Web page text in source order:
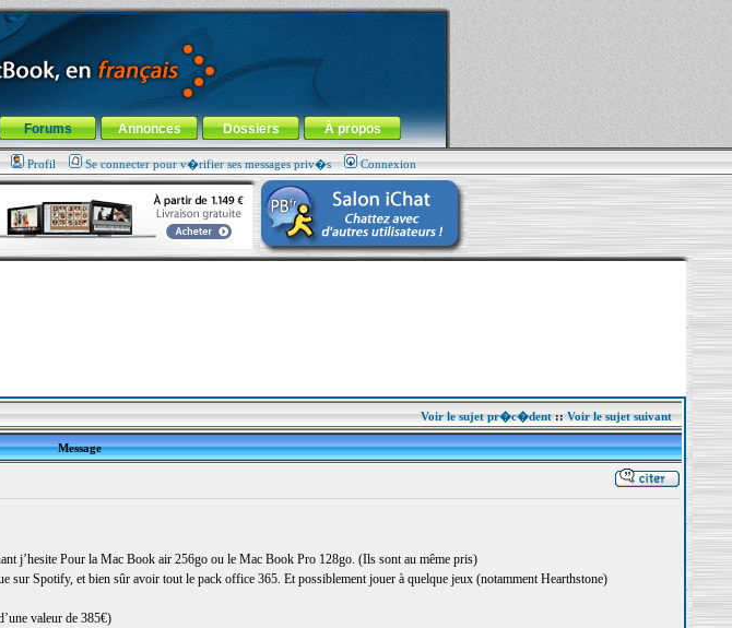
Forums Annonces Dossiers À propos
Profil Se connecter pour v�rifier ses messages priv�s Connexion
Voir le sujet pr�c�dent::Voir le sujet suivant
Message
j’hesite Pour la Mac Book air 256go ou le Mac Book Pro 128go. (Ils sont au même pris)
Spotify, et bien sûr avoir tout le pack office 365. Et possiblement jouer à quelque jeux (notamment Hearthstone)
valeur de 385€)